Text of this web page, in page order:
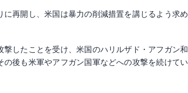
再開し、米国は暴力の削減措置を講じるよう求め
したことを受け、米国のハリルザド・アフガン和
後も米軍やアフガン国軍などへの攻撃を続けてい